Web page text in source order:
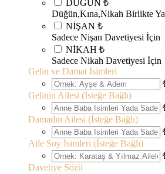
DÜĞÜN ₺
Düğün,Kına,Nikah Birlikte
NİŞAN ₺
Sadece Nişan Davetiyesi İçin
NİKAH ₺
Sadece Nikah Davetiyesi İçin
Gelin ve Damat İsimleri
Gelinin Ailesi (İsteğe Bağlı)
Damadın Ailesi (İsteğe Bağlı)
Aile Soy İsimleri (İsteğe Bağlı)
Davetiye Sözü